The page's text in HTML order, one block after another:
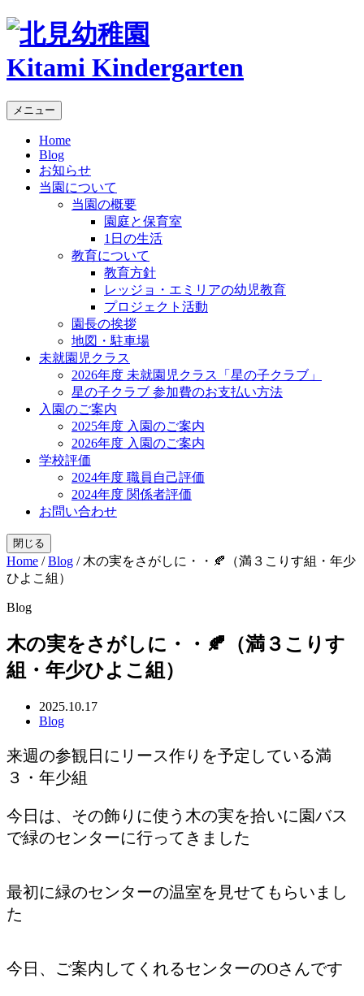
Kitami Kindergarten
メニュー
Home
Blog
お知らせ
当園について
当園の概要
園庭と保育室
1日の生活
教育について
教育方針
レッジョ・エミリアの幼児教育
プロジェクト活動
園長の挨拶
地図・駐車場
未就園児クラス
2026年度 未就園児クラス「星の子クラブ」
星の子クラブ 参加費のお支払い方法
入園のご案内
2025年度 入園のご案内
2026年度 入園のご案内
学校評価
2024年度 職員自己評価
2024年度 関係者評価
お問い合わせ
閉じる
Home /Blog / 木の実をさがしに・・🍂（満３こりす組・年少
ひよこ組）
Blog
木の実をさがしに・・🍂（満３こりす
組・年少ひよこ組）
2025.10.17
Blog
来週の参観日にリース作りを予定している満
３・年少組
今日は、その飾りに使う木の実を拾いに園バス
で緑のセンターに行ってきました
最初に緑のセンターの温室を見せてもらいまし
た
今日、ご案内してくれるセンターのOさんです